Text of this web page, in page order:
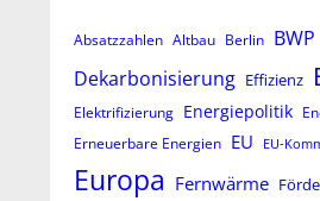
Absatzzahlen Altbau Berlin BWP
Dekarbonisierung Effizienz
Elektrifizierung Energiepolitik
Erneuerbare Energien EU EU-
Europa Fernwärme